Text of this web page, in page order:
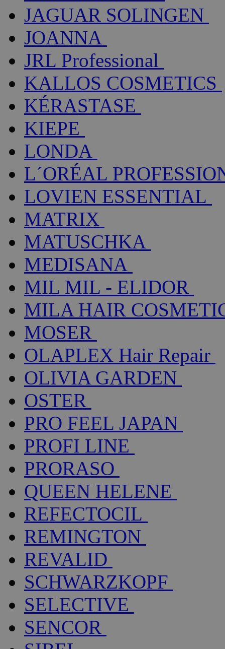
JAGUAR SOLINGEN
JOANNA
JRL Professional
KALLOS COSMETICS
KÉRASTASE
KIEPE
LONDA
L´ORÉAL
LOVIEN ESSENTIAL
MATRIX
MATUSCHKA
MEDISANA
MIL MIL - ELIDOR
MILA HAIR
MOSER
OLAPLEX Hair Repair
OLIVIA GARDEN
OSTER
PRO FEEL JAPAN
PROFI LINE
PRORASO
QUEEN HELENE
REFECTOCIL
REMINGTON
REVALID
SCHWARZKOPF
SELECTIVE
SENCOR